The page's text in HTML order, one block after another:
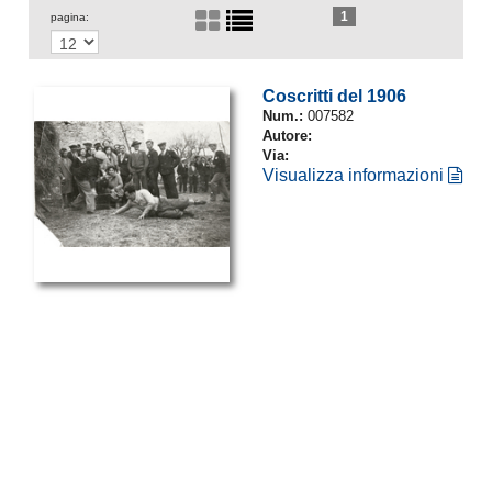
pagina:
1
Coscritti del 1906
Num.: 007582
Autore:
Via:
Visualizza informazioni